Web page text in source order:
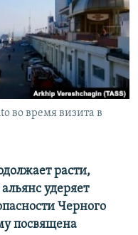
во время визита в
расти,
удеряет
Черного
посвящена